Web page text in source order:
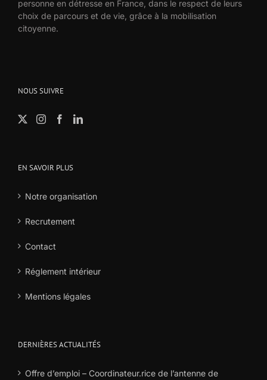
personne en détresse en France, dans le respect de leurs
choix de parcours et de vie, grâce à la mobilisation
citoyenne.
NOUS SUIVRE
EN SAVOIR PLUS
Notre organisation
Recrutement
Contact
Réglement intérieur
Mentions légales
DERNIÈRES ACTUALITÉS
Offre d’emploi – Coordinateur.rice de l’antenne de